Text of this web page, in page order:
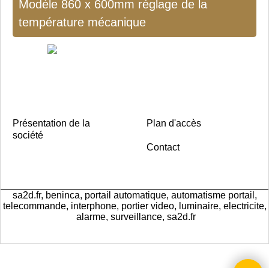
Modèle 860 x 600mm réglage de la
température mécanique
Présentation de la
société
Plan d'accès
Contact
sa2d.fr, beninca, portail automatique, automatisme portail,
telecommande, interphone, portier video, luminaire, electricite,
alarme, surveillance, sa2d.fr